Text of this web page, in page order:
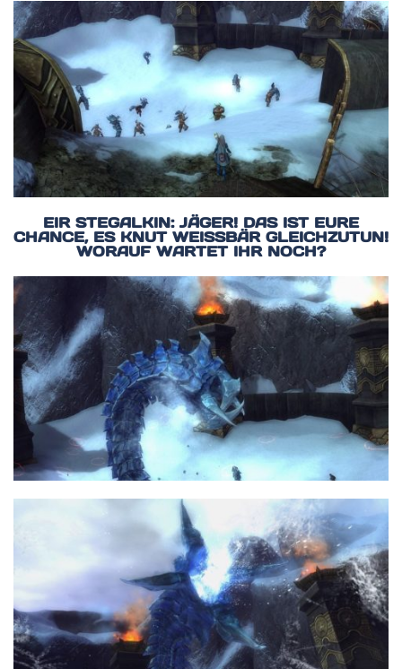
EIR STEGALKIN: JÄGER! DAS IST EURE
CHANCE, ES KNUT WEISSBÄR GLEICHZUTUN! W
ORAUF WARTET IHR NOCH?